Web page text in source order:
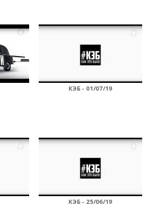
КЭБ - 01/07/19
КЭБ - 25/06/19